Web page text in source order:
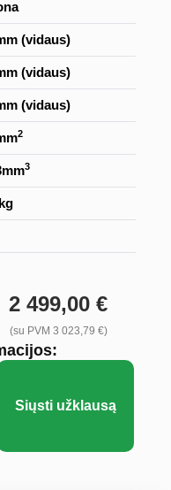
(vidaus)
(vidaus)
(vidaus)
2
3
2 499,00 €
(su PVM 3 023,79 €)
Siųsti užklausą